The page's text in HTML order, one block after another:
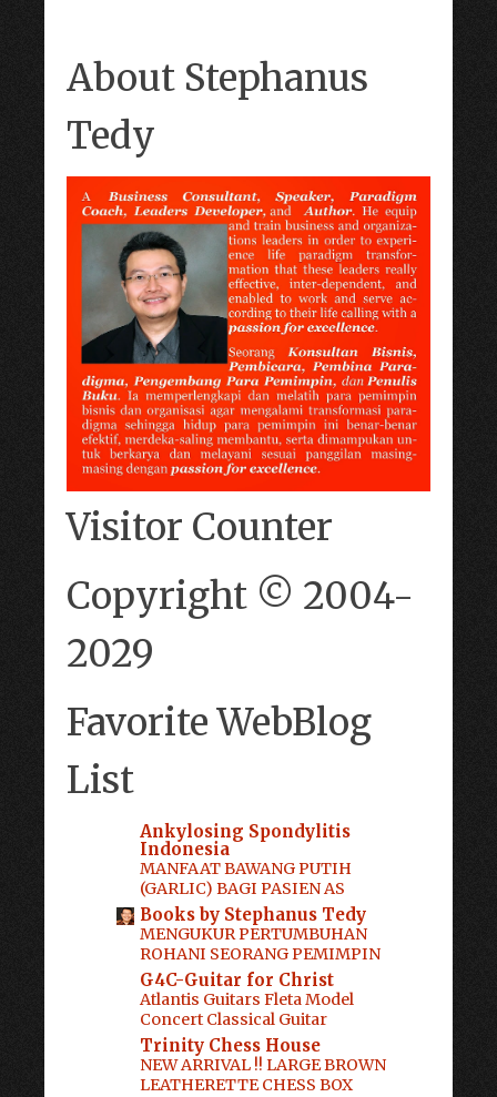
About Stephanus
Tedy
Visitor Counter
Copyright © 2004-
2029
Favorite WebBlog
List
Ankylosing Spondylitis
Indonesia
MANFAAT BAWANG PUTIH
(GARLIC) BAGI PASIEN AS
Books by Stephanus Tedy
MENGUKUR PERTUMBUHAN
ROHANI SEORANG PEMIMPIN
G4C-Guitar for Christ
Atlantis Guitars Fleta Model
Concert Classical Guitar
Trinity Chess House
NEW ARRIVAL !! LARGE BROWN
LEATHERETTE CHESS BOX